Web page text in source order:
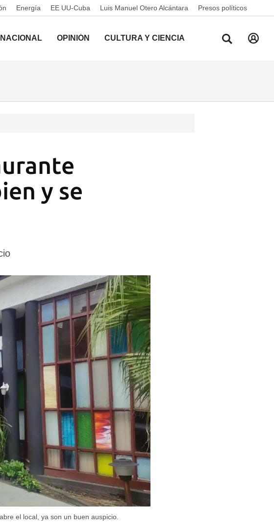
Energía EE UU-Cuba Luis Manuel Otero Alcántara Presos políticos
OPINIÓN CULTURA Y CIENCIA
y se
el local, ya son un buen auspicio.